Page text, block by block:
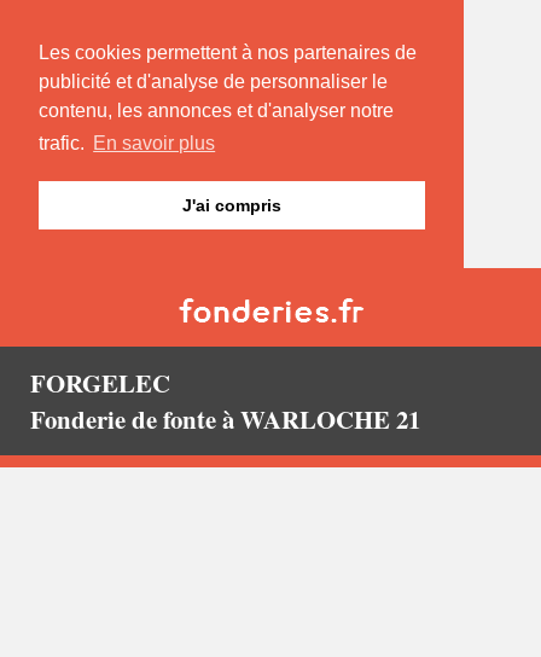
Les cookies permettent à nos partenaires de
publicité et d'analyse de personnaliser le
contenu, les annonces et d'analyser notre
trafic. En savoir plus
J'ai compris
FORGELEC
Fonderie de fonte à WARLOCHE 21